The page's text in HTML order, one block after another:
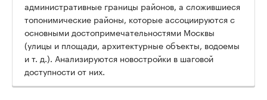
00:00 00:00
административные границы районов, а сложившиеся
топонимические районы, которые ассоциируются с
основными достопримечательностями Москвы
(улицы и площади, архитектурные объекты, водоемы
и т. д.). Анализируются новостройки в шаговой
доступности от них.